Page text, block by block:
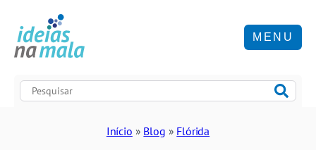
MENU
Início » Blog » Flórida